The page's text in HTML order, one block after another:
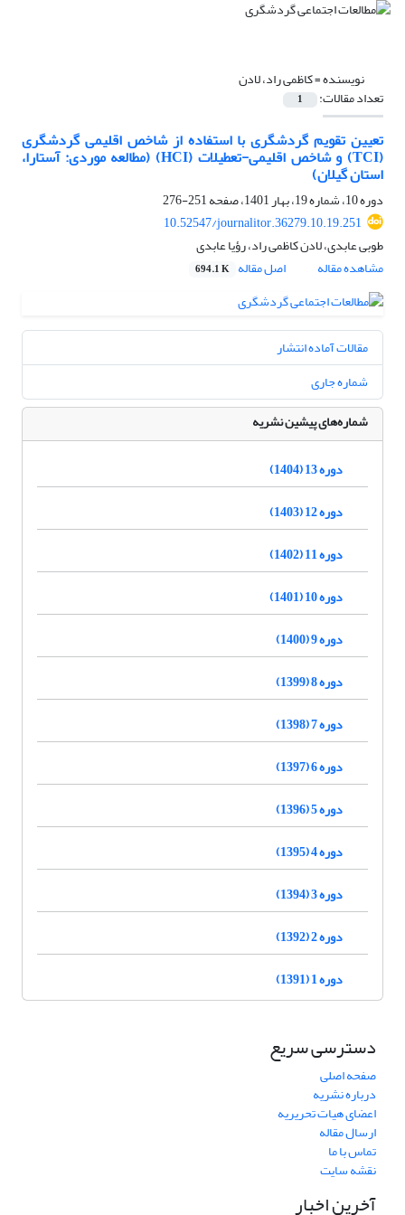
نویسنده =کاظمی راد، لادن
تعداد مقالات: 1
تعیین تقویم گردشگری با استفاده از شاخص اقلیمی گردشگری
(TCI) و شاخص اقلیمی-تعطیلات (HCI) (مطالعه موردی: آستارا،
استان گیلان)
دوره 10، شماره 19، بهار 1401، صفحه
251-276
10.52547/journalitor.36279.10.19.251
طوبی عابدی، لادن کاظمی راد، رؤیا عابدی
مشاهده مقاله
اصل مقاله 694.1 K
مقالات آماده انتشار
شماره جاری
شماره‌های پیشین نشریه
دوره 13 (1404)
دوره 12 (1403)
دوره 11 (1402)
دوره 10 (1401)
دوره 9 (1400)
دوره 8 (1399)
دوره 7 (1398)
دوره 6 (1397)
دوره 5 (1396)
دوره 4 (1395)
دوره 3 (1394)
دوره 2 (1392)
دوره 1 (1391)
دسترسی سریع
صفحه اصلی
درباره نشریه
اعضای هیات تحریریه
ارسال مقاله
تماس با ما
نقشه سایت
آخرین اخبار